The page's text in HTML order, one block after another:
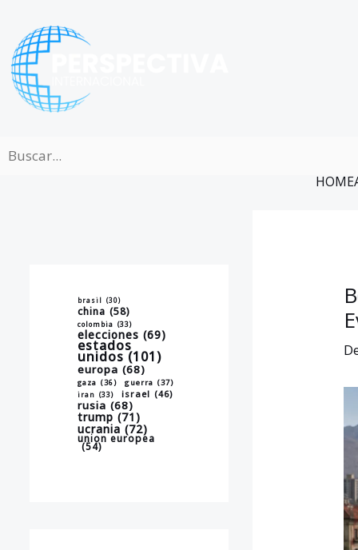
contenido
HOME
brasil (30)
china (58)
colombia (33)
elecciones (69)
estados
unidos (101)
europa (68)
gaza (36) guerra (37)
iran (33) israel (46)
rusia (68)
trump (71)
ucrania (72)
union europea
(54)